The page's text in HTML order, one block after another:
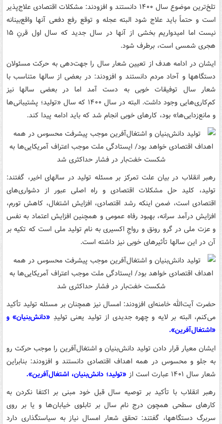
تلخ‌ترین موضوع سال ۱۴۰۰ دانستند و افزودند: مشکلات اقتصادی علاج‌پذیر
است و حتماً باید علاج شود البته عجله و توقع رفع دفعی آنها واقع‌بینانه
نیست اما امیدواریم بخشی از آنها در سال جدید که سال اول قرنِ ۱۵
هجری شمسی است، برطرف شود.
ایشان در ادامه هدف از تعیین شعار سال را جهت‌دهی به حرکت مسئولان
دستگاهها و آحاد مردم دانستند و افزودند: در بعضی از سالها متناسب با
شعار سال توفیقات خوبی به دست آمد اما در بعضی سالها نیز
کم‌کاری‌هایی وجود داشت. البته در سال ۱۴۰۰ که سال «تولید؛ پشتیبانی‌ها
و مانع‌زدایی‌ها» بود، کارهای خوبی انجام شد که باید ادامه پیدا کند.
رهبر انقلاب در بیان علت تمرکز بر مسئله تولید در سالهای اخیر، گفتند:
تولید، کلید حل مشکلات اقتصادی و راه اصلی عبور از دشواری‌های
اقتصادی است، ضمن اینکه رشد اقتصادی، افزایش اشتغال، کاهش تورم،
افزایش درآمد سرانه، بهبود رفاه عمومی و همچنین افزایش اعتماد به نفس
و عزت ملی در گرو رونق و رواجِ اکسیری به نام تولید ملی است که تکیه بر
آن در این سالها تأثیرهای خوبی نیز داشته است.
حضرت آیت‌الله خامنه‌ای افزودند: امسال نیز همچنان بر مسئله تولید تأکید
می‌کنم، البته بر لایه و چهره جدیدی از تولید یعنی تولیدِ «دانش‌بنیان» و
«اشتغال‌آفرین».
ایشان معیار قرار دادن تولید دانش‌بنیان و اشتغال‌آفرین را موجب حرکت رو
به جلو و محسوس در همه اهداف اقتصادی دانستند و افزودند: بنابراین
شعار سال ۱۴۰۱ عبارت است از
«تولید؛ دانش‌بنیان، اشتغال‌آفرین».
رهبر انقلاب با تأکید بر توصیه سال قبل خود مبنی بر اکتفا نکردن به
کارهای سطحی همچون درج نام سال بر تابلوی خیابان‌ها و یا بر روی
سربرگ دستگاهها، گفتند: تحقق شعار امسال نیاز به سیاستگذاری دارد